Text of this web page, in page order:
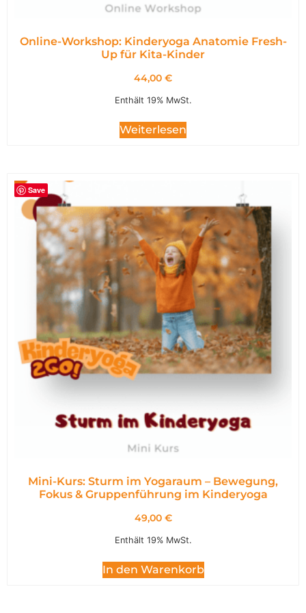
Online-Workshop: Kinderyoga Anatomie Fresh-
Up für Kita-Kinder
44,00 €
Enthält 19% MwSt.
Weiterlesen
Save
Mini-Kurs: Sturm im Yogaraum – Bewegung,
Fokus & Gruppenführung im Kinderyoga
49,00 €
Enthält 19% MwSt.
In den Warenkorb